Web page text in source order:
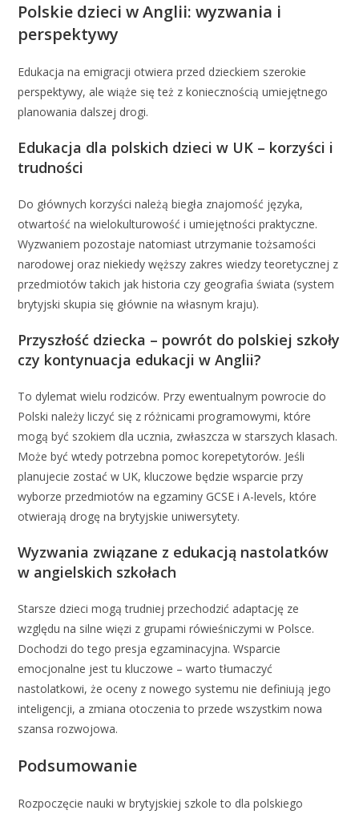
Polskie dzieci w Anglii: wyzwania i
perspektywy
Edukacja na emigracji otwiera przed dzieckiem szerokie
perspektywy, ale wiąże się też z koniecznością umiejętnego
planowania dalszej drogi.
Edukacja dla polskich dzieci w UK – korzyści i
trudności
Do głównych korzyści należą biegła znajomość języka,
otwartość na wielokulturowość i umiejętności praktyczne.
Wyzwaniem pozostaje natomiast utrzymanie tożsamości
narodowej oraz niekiedy węższy zakres wiedzy teoretycznej z
przedmiotów takich jak historia czy geografia świata (system
brytyjski skupia się głównie na własnym kraju).
Przyszłość dziecka – powrót do polskiej szkoły
czy kontynuacja edukacji w Anglii?
To dylemat wielu rodziców. Przy ewentualnym powrocie do
Polski należy liczyć się z różnicami programowymi, które
mogą być szokiem dla ucznia, zwłaszcza w starszych klasach.
Może być wtedy potrzebna pomoc korepetytorów. Jeśli
planujecie zostać w UK, kluczowe będzie wsparcie przy
wyborze przedmiotów na egzaminy GCSE i A-levels, które
otwierają drogę na brytyjskie uniwersytety.
Wyzwania związane z edukacją nastolatków
w angielskich szkołach
Starsze dzieci mogą trudniej przechodzić adaptację ze
względu na silne więzi z grupami rówieśniczymi w Polsce.
Dochodzi do tego presja egzaminacyjna. Wsparcie
emocjonalne jest tu kluczowe – warto tłumaczyć
nastolatkowi, że oceny z nowego systemu nie definiują jego
inteligencji, a zmiana otoczenia to przede wszystkim nowa
szansa rozwojowa.
Podsumowanie
Rozpoczęcie nauki w brytyjskiej szkole to dla polskiego